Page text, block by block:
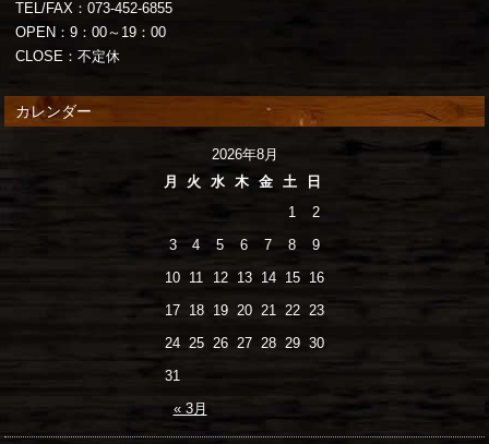
TEL/FAX：073-452-6855
OPEN：9：00～19：00
CLOSE：不定休
カレンダー
2026年8月
月
火 水 木 金 土 日
« 3月
1
2
3
4 5 6 7 8
9
10 11 12 13 14 15
16
17 18 19 20 21 22
23
24 25 26 27 28 29 30
31